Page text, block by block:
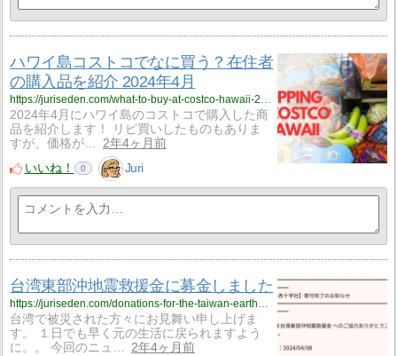
ハワイ島コストコでなに買う？在住者
の購入品を紹介 2024年4月
2024年4月にハワイ島のコストコで購入した商
品を紹介します！ リピ買いしたものもありま
すが、価格が…
2年4ヶ月前
いいね！
0 Juri
台湾東部沖地震救援金に募金しました
https://juriseden.com/donations-for-the-taiwan-earthquake/?utm_source=rss&utm_medium=rss&utm_campaign=donations-for-the-taiwan-earthquake
台湾で被災された方々にお見舞い申し上げま
す。 １日でも早く元の生活に戻られますよう
に。。 今回のニュ…
2年4ヶ月前